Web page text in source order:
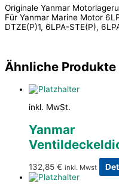
Originale Yanmar
Für Yanmar Marine Motor
DTZE(P)1, 6LPA-STE(P),
Ähnliche Produkte
inkl. MwSt.
Yanmar
132,85 € inkl. Mwst